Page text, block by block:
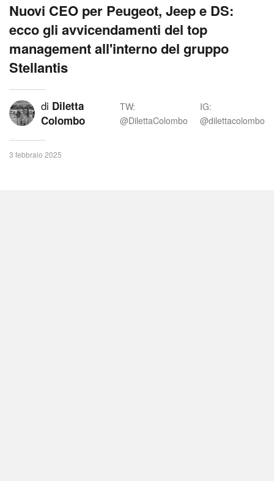
Nuovi CEO per Peugeot, Jeep e DS:
ecco gli avvicendamenti del top
management all'interno del gruppo
Stellantis
di Diletta
Colombo
TW:
@DilettaColombo
IG:
@dilettacolombo
3 febbraio 2025